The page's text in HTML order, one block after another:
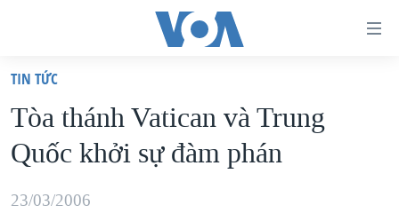
truy
cập
Tới
dung
VIỆT NAM
HOA KỲ
BIỂN ĐÔNG
TIN TỨC
Tòa thánh Vatican và Trung
Quốc khởi sự đàm phán
23/03/2006